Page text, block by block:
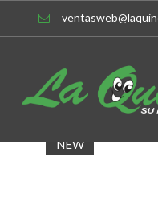
NEW